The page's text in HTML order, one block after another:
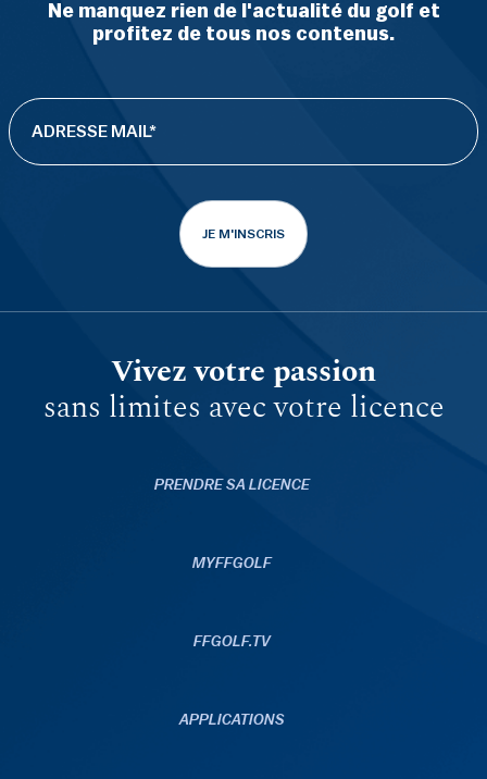
Ne manquez rien de l'actualité du golf et
profitez de tous nos contenus.
JE M'INSCRIS
Vivez votre passion
sans limites avec votre licence
PRENDRE SA LICENCE
MYFFGOLF
FFGOLF.TV
APPLICATIONS